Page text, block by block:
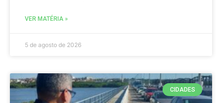
VER MATÉRIA »
5 de agosto de 2026
CIDADES